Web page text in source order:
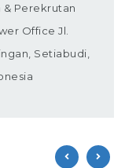
& Perekrutan
Office Jl.
Setiabudi,